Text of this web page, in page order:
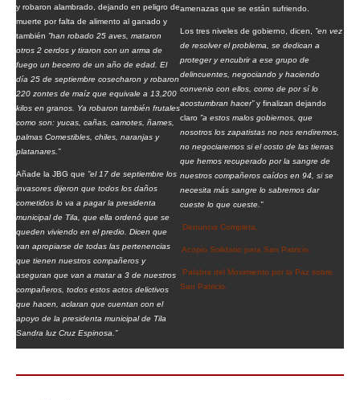
y robaron alambrado, dejando en peligro de
muerte por falta de alimento al ganado y
también ”han robado 25 aves, mataron
otros 2 cerdos y tiraron con un arma de
fuego un becerro de un año de edad. El
día 25 de septiembre cosecharon y robaron
220 zontes de maíz que equivale a 13,200
kilos en granos. Ya robaron también frutales
como son: yucas, cañas, camotes, ñames,
palmas Comestibles, chiles, naranjas y
platanares.”
Añade la JBG que ”el 17 de septiembre los
invasores dijeron que todos los daños
cometidos lo va a pagar la presidenta
municipal de Tila, que ella ordenó que se
queden viviendo en el predio. Dicen que
van apropiarse de todas las pertenencias
que tienen nuestros compañeros y
aseguran que van a matar a 3 de nuestros
compañeros, todos estos actos delictivos
que hacen, aclaran que cuentan con el
apoyo de la presidenta municipal de Tila
Sandra luz Cruz Espinosa.”
amenazas que se están sufriendo.
Los tres niveles de gobierno, dicen, ”en vez
de resolver el problema, se dedican a
proteger y encubrir a ese grupo de
delincuentes, negociando y haciendo
convenio con ellos, como de por sí lo
acostumbran hacer”y finalizan dejando
claro ”a estos malos gobiernos, que
nosotros los zapatistas no nos rendiremos,
no negociaremos si el costo de las tierras
que hemos recuperado por la sangre de
nuestros compañeros caídos en 94, si se
necesita más sangre lo sabremos dar
cueste lo que cueste.”
Denuncia Completa.
Acopio Solidario para San Patricio.
Palabra del Movimiento por la Paz sobre
San Patricio.